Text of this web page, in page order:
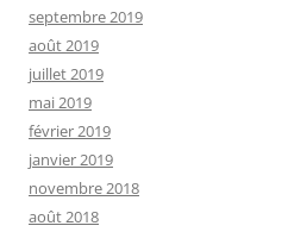
septembre 2019
août 2019
juillet 2019
mai 2019
février 2019
janvier 2019
novembre 2018
août 2018